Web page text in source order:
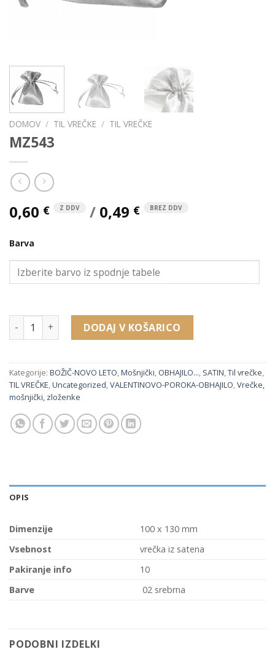
DOMOV / TIL VREČKE / TIL VREČKE
MZ543
0,60 € Z DDV / 0,49 € BREZ DDV
Barva
MZ543 količina DODAJ V KOŠARICO
Kategorije: BOŽIČ-NOVO LETO Mošnjički OBHAJILO... SATIN Til vrečke
TIL VREČKE Uncategorized VALENTINOVO-POROKA-OBHAJILO Vrečke,
mošnjički, zloženke
OPIS
Dimenzije
100 x 130 mm
Vsebnost
vrečka iz satena
Pakiranje info
10
Barve
02 srebrna
PODOBNI IZDELKI